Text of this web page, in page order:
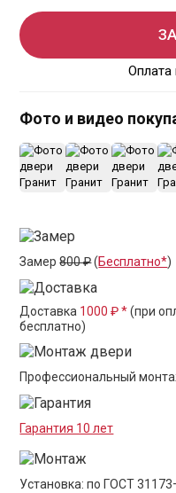
Оплата
Фото и видео
Замер800 ₽(Бесплатно*)
Доставка 1000 ₽ *(при
бесплатно)
Профессиональный
Гарантия 10 лет
Установка: по ГОСТ